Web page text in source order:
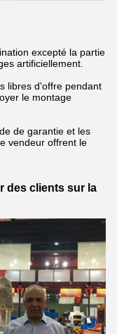
excepté la partie
artificiellement.
libres d'offre pendant
le montage
de garantie et les
vendeur offrent le
des clients sur la